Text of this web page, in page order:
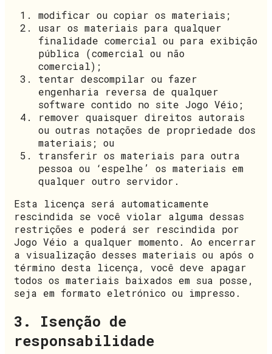
modificar ou copiar os materiais;
usar os materiais para qualquer
finalidade comercial ou para exibição
pública (comercial ou não
comercial);
tentar descompilar ou fazer
engenharia reversa de qualquer
software contido no site Jogo Véio;
remover quaisquer direitos autorais
ou outras notações de propriedade dos
materiais; ou
transferir os materiais para outra
pessoa ou ‘espelhe’ os materiais em
qualquer outro servidor.
Esta licença será automaticamente
rescindida se você violar alguma dessas
restrições e poderá ser rescindida por
Jogo Véio a qualquer momento. Ao encerrar
a visualização desses materiais ou após o
término desta licença, você deve apagar
todos os materiais baixados em sua posse,
seja em formato eletrónico ou impresso.
3. Isenção de
responsabilidade